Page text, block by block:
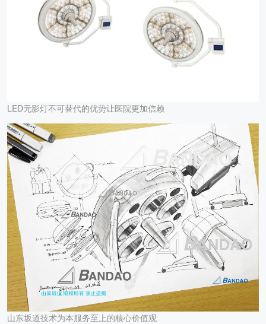
LED无影灯不可替代的优势让医院更加信赖
山东坂道技术为本服务至上的核心价值观